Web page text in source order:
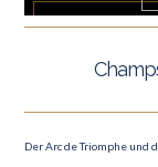
Der Arc de Triomphe und